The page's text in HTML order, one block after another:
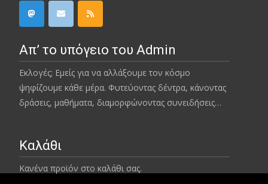
Απ’ το υπόγειο του Admin
Εκλογές; Εμείς για να αλλάξουμε τον κόσμο
ψηφίζουμε κάθε μέρα. Φυτεύοντας δέντρα, κάνοντας
δράσεις, μαθήματα, διαμορφώνοντας συνειδήσεις…
Καλάθι
Κανένα προϊόν στο καλάθι σας.